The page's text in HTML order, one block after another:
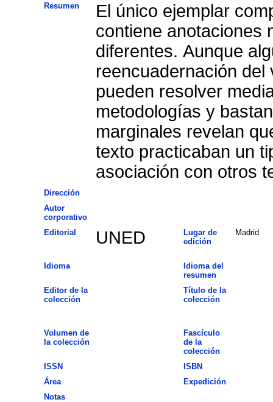
Resumen
El único ejemplar
contiene anotaciones
diferentes. Aunque
reencuadernación
pueden resolver
metodologías y
marginales revelan
texto practicaban un
asociación con otros
Dirección
Autor
corporativo
Editorial
UNED
Lugar de
edición
Madrid
Idioma
Idioma del
resumen
Editor de la
colección
Título de la
colección
Volumen de
la colección
Fascículo
de la
colección
ISSN
ISBN
Área
Expedición
Notas